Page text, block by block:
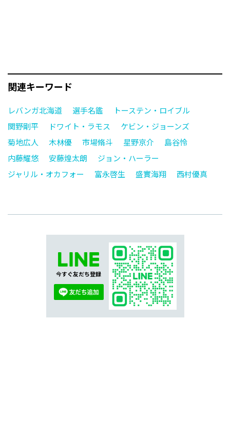
関連キーワード
レバンガ北海道 選手名鑑
トーステン・ロイブル
関野剛平
ドワイト・ラモス
ケビン・ジョーンズ
菊地広人
木林優 市場脩斗 星野京介
島谷怜
内藤耀悠
安藤煌太朗
ジョン・ハーラー
ジャリル・オカフォー
富永啓生 盛實海翔 西村優真
今すぐ友だち登録